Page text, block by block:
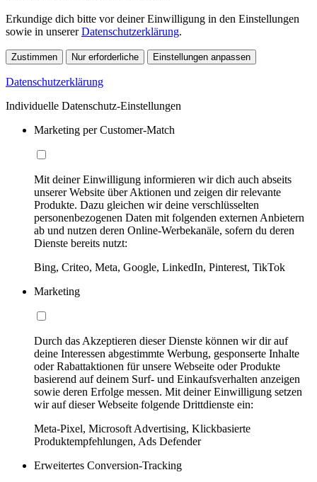
Erkundige dich bitte vor deiner Einwilligung in den Einstellungen
sowie in unsererDatenschutzerklärung.
Zustimmen Nur erforderliche Einstellungen anpassen
Datenschutzerklärung
Individuelle Datenschutz-Einstellungen
Marketing per Customer-Match
Mit deiner Einwilligung informieren wir dich auch abseits
unserer Website über Aktionen und zeigen dir relevante
Produkte. Dazu gleichen wir deine verschlüsselten
personenbezogenen Daten mit folgenden externen Anbietern
ab und nutzen deren Online-Werbekanäle, sofern du deren
Dienste bereits nutzt:
Bing, Criteo, Meta, Google, LinkedIn, Pinterest, TikTok
Marketing
Durch das Akzeptieren dieser Dienste können wir dir auf
deine Interessen abgestimmte Werbung, gesponserte Inhalte
oder Rabattaktionen für unsere Webseite oder Produkte
basierend auf deinem Surf- und Einkaufsverhalten anzeigen
sowie deren Erfolge messen. Mit deiner Einwilligung setzen
wir auf dieser Webseite folgende Drittdienste ein:
Meta-Pixel, Microsoft Advertising, Klickbasierte
Produktempfehlungen, Ads Defender
Erweitertes Conversion-Tracking